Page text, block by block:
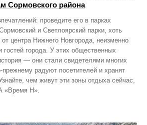
Сормовского района
проведите его в парках
и Светлоярский парки, хоть
центра Нижнего Новгорода, неизменно
гостей города. У этих общественных
— они стали свидетелями многих
радуют посетителей и хранят
чем живут эти зоны отдыха сейчас,
«Время Н».